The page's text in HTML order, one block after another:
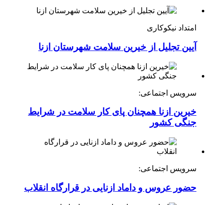
امتداد نیکوکاری
آیین تجلیل از خیرین سلامت شهرستان ازنا
سرویس اجتماعی:
خیرین ازنا همچنان پای کار سلامت در شرایط
جنگی کشور
سرویس اجتماعی:
حضور عروس و داماد ازنایی در قرارگاه انقلاب